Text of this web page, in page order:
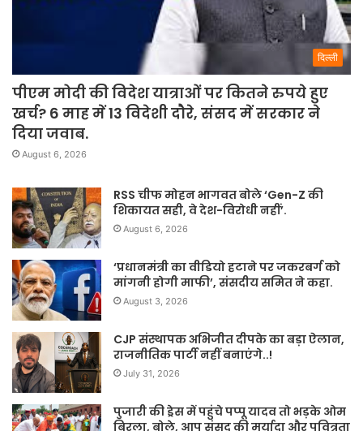
दिल्ली
पीएम मोदी की विदेश यात्राओं पर कितने रुपये हुए
खर्च? 6 माह में 13 विदेशी दौरे, संसद में सरकार ने
दिया जवाब.
August 6, 2026
RSS चीफ मोहन भागवत बोले ‘Gen-Z की
शिकायत सही, वे देश-विरोधी नहीं’.
August 6, 2026
‘प्रधानमंत्री का वीडियो हटाने पर जकरबर्ग को
मांगनी होगी माफी’, संसदीय समित ने कहा.
August 3, 2026
CJP संस्थापक अभिजीत दीपके का बड़ा ऐलान,
राजनीतिक पार्टी नहीं बनाएंगे..!
July 31, 2026
पुजारी की ड्रेस में पहुंचे पप्पू यादव तो भड़के ओम
बिरला, बोले, आप संसद की मर्यादा और पवित्रता